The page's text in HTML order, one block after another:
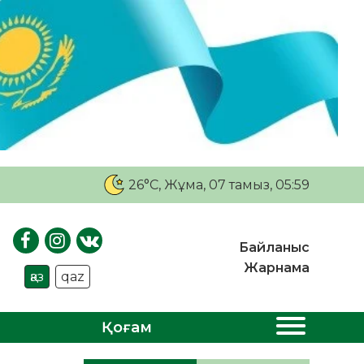
26°C, Жұма, 07 тамыз, 05:59
қаз qaz
Байланыс
Жарнама
Қоғам